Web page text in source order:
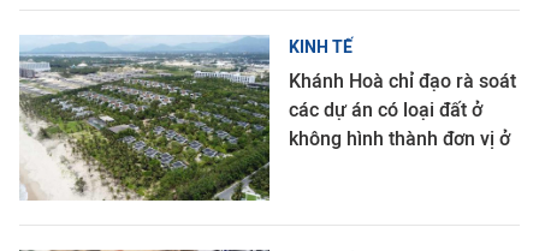
KINH TẾ
Khánh Hoà chỉ đạo rà soát
các dự án có loại đất ở
không hình thành đơn vị ở